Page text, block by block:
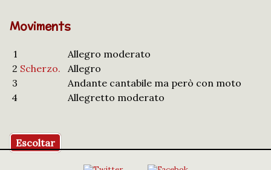
Moviments
1
Allegro moderato
2 Scherzo.
Allegro
3
Andante cantabile ma però con moto
4
Allegretto moderato
Escoltar